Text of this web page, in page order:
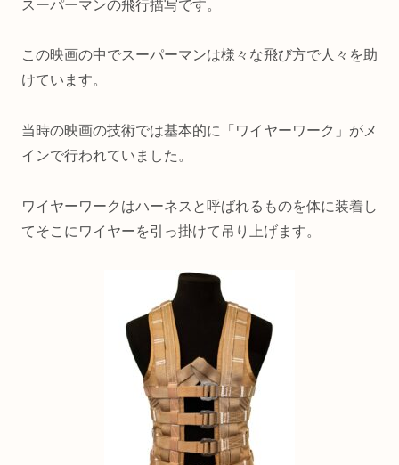
スーパーマンの飛行描写です。
この映画の中でスーパーマンは様々な飛び方で人々を助
けています。
当時の映画の技術では基本的に「ワイヤーワーク」がメ
インで行われていました。
ワイヤーワークはハーネスと呼ばれるものを体に装着し
てそこにワイヤーを引っ掛けて吊り上げます。